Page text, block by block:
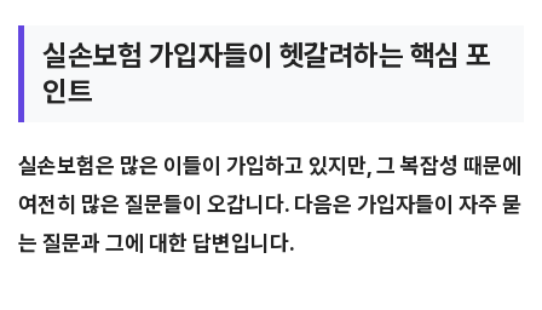
실손보험 가입자들이 헷갈려하는 핵심 포
인트
실손보험은 많은 이들이 가입하고 있지만, 그 복잡성 때문에
여전히 많은 질문들이 오갑니다. 다음은 가입자들이 자주 묻
는 질문과 그에 대한 답변입니다.